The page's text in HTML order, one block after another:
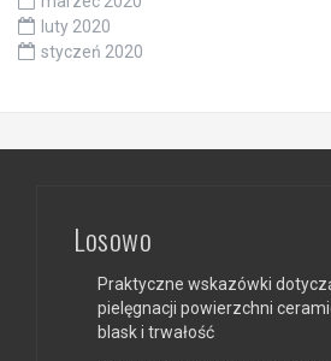
luty 2020
styczeń 2020
Losowo
Praktyczne wskazówki
pielęgnacji powierzchni
blask i trwałość